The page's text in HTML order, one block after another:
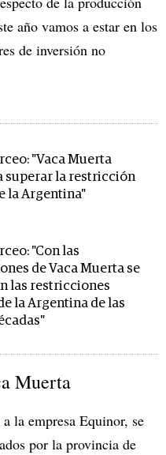
año vamos a estar en los
de inversión no
"Vaca Muerta
superar la restricción
la Argentina"
"Con las
de Vaca Muerta se
las restricciones
la Argentina de las
Muerta
la empresa Equinor, se
por la provincia de